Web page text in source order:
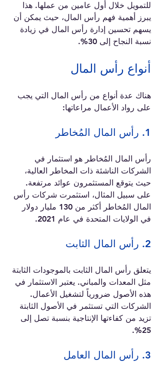
للتمويل خلال أول عامين من عملها. هذا
يبرز أهمية فهم رأس المال، حيث يمكن أن
يسهم تحسين إدارة رأس المال في زيادة
نسبة النجاح إلى 30%.
أنواع رأس المال
هناك عدة أنواع من رأس المال التي يجب
على رواد الأعمال مراعاتها:
1. رأس المال المُخاطر
رأس المال المُخاطر هو استثمار في
الشركات الناشئة ذات المخاطر العالية،
حيث يتوقع المستثمرون عوائد مرتفعة.
على سبيل المثال، استثمرت شركات رأس
المال المُخاطر أكثر من 130 مليار دولار
في الولايات المتحدة في عام 2021.
2. رأس المال الثابت
يتعلق رأس المال الثابت بالموجودات الثابتة
مثل المعدات والمباني. يعتبر الاستثمار في
هذه الأصول ضرورياً لتشغيل الأعمال.
الشركات التي تستثمر في الأصول الثابتة
تزيد من كفاءتها الإنتاجية بنسبة تصل إلى
25%.
3. رأس المال العامل